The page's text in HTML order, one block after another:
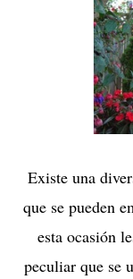
Existe una
que se pueden
esta ocasión
peculiar que se